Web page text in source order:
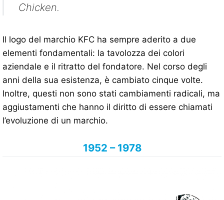
Chicken.
Il logo del marchio KFC ha sempre aderito a due
elementi fondamentali: la tavolozza dei colori
aziendale e il ritratto del fondatore. Nel corso degli
anni della sua esistenza, è cambiato cinque volte.
Inoltre, questi non sono stati cambiamenti radicali, ma
aggiustamenti che hanno il diritto di essere chiamati
l’evoluzione di un marchio.
1952 – 1978